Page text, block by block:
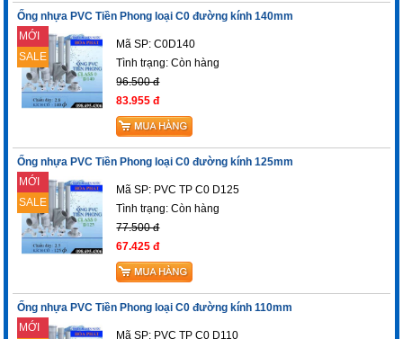
Ống nhựa PVC Tiền Phong loại C0 đường kính 140mm
MỚI
SALE
Mã SP: C0D140
Tình trạng:Còn hàng
96.500 đ
83.955 đ
Ống nhựa PVC Tiền Phong loại C0 đường kính 125mm
MỚI
SALE
Mã SP: PVC TP C0 D125
Tình trạng:Còn hàng
77.500 đ
67.425 đ
Ống nhựa PVC Tiền Phong loại C0 đường kính 110mm
MỚI
Mã SP: PVC TP C0 D110